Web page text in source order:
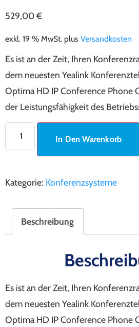
529,00€
exkl. 19 % MwSt. plus Versandkosten
Es ist an der Zeit, Ihren
dem neuesten Yealink
Optima HD IP Conference Phone
der Leistungsfähigkeit des
In Den Warenkorb
Kategorie: Konferenzsysteme
Beschreibung
Es ist an der Zeit, Ihren
dem neuesten Yealink
Optima HD IP Conference Phone